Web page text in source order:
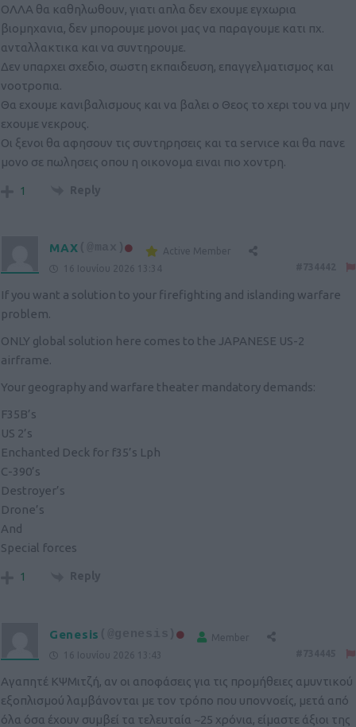
ΟΛΛΑ θα καθηλωθουν, γιατι απλα δεν εχουμε εγχωρια
βιομηχανια, δεν μπορουμε μονοι μας να παραγουμε κατι πχ.
ανταλλακτικα και να συντηρουμε.
Δεν υπαρχει σχεδιο, σωστη εκπαιδευση, επαγγελματισμος και
νοοτροπια.
Θα εχουμε κανιβαλισμους και να βαλει ο Θεος το χερι του να μην
εχουμε νεκρους.
Οι ξενοι θα αφησουν τις συντηρησεις και τα servιce και θα πανε
μονο σε πωλησεις οπου η οικονομα ειναι πιο χοντρη.
1 Reply
MAX (@max)
Active Member
16 Ιουνίου 2026 13:34
If you want a solution to your firefighting and islanding warfare
problem.
ONLY global solution here comes to the JAPANESE US-2
airframe.
Your geography and warfare theater mandatory demands:
F35B’s
US 2’s
Enchanted Deck for f35’s Lph
C-390’s
Destroyer’s
Drone’s
And
Special forces
1 Reply
Genesis
Member
16 Ιουνίου 2026 13:43
Αγαπητέ ΚΨΜιτζή, αν οι αποφάσεις για τις προμήθειες αμυντικού
εξοπλισμού λαμβάνονται με τον τρόπο που υποννοείς, μετά από
όλα όσα έχουν συμβεί τα τελευταία ~25 χρόνια, είμαστε άξιοι της